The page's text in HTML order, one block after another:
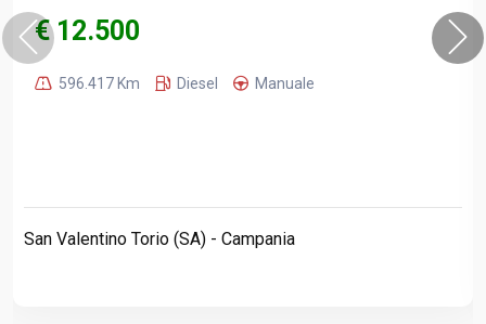
€ 12.500
596.417 Km Diesel Manuale
San Valentino Torio (SA) - Campania